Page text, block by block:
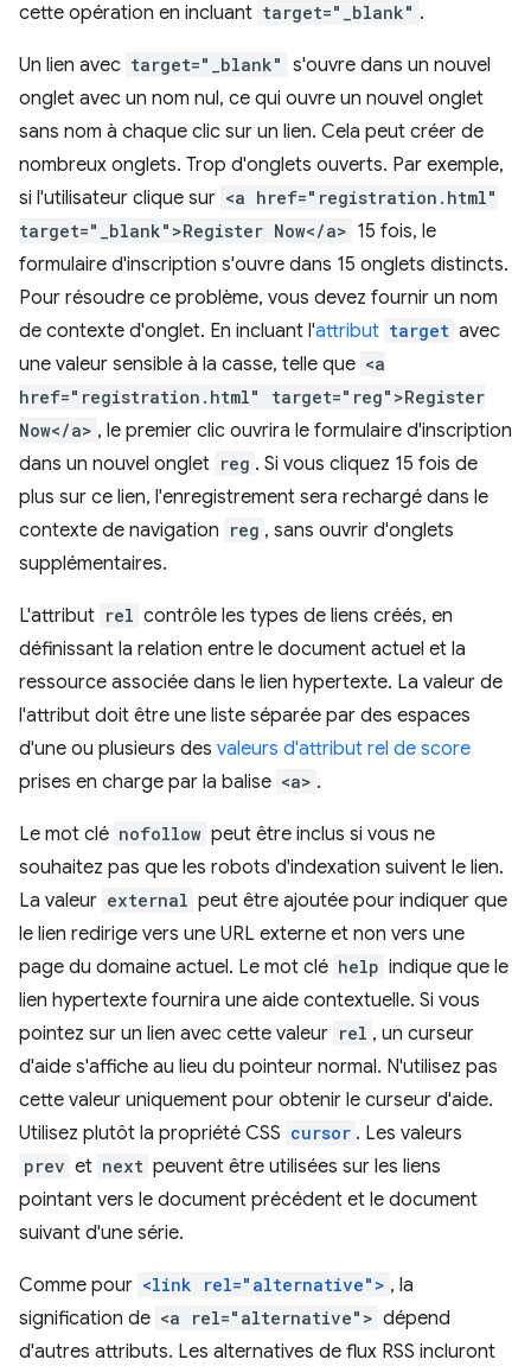
cette opération en incluant target="_blank" .
Un lien avec target="_blank" s'ouvre dans un nouvel
onglet avec un nom nul, ce qui ouvre un nouvel onglet
sans nom à chaque clic sur un lien. Cela peut créer de
nombreux onglets. Trop d'onglets ouverts. Par exemple,
si l'utilisateur clique sur <a href="registration.html"
target="_blank">Register Now</a> 15 fois, le
formulaire d'inscription s'ouvre dans 15 onglets distincts.
Pour résoudre ce problème, vous devez fournir un nom
de contexte d'onglet. En incluant l'attribut target avec
une valeur sensible à la casse, telle que <a
href="registration.html" target="reg">Register
Now</a> , le premier clic ouvrira le formulaire d'inscription
dans un nouvel onglet reg . Si vous cliquez 15 fois de
plus sur ce lien, l'enregistrement sera rechargé dans le
contexte de navigation reg , sans ouvrir d'onglets
supplémentaires.
L'attribut rel contrôle les types de liens créés, en
définissant la relation entre le document actuel et la
ressource associée dans le lien hypertexte. La valeur de
l'attribut doit être une liste séparée par des espaces
d'une ou plusieurs des valeurs d'attribut rel de score
prises en charge par la balise <a> .
Le mot clé nofollow peut être inclus si vous ne
souhaitez pas que les robots d'indexation suivent le lien.
La valeur external peut être ajoutée pour indiquer que
le lien redirige vers une URL externe et non vers une
page du domaine actuel. Le mot clé help indique que le
lien hypertexte fournira une aide contextuelle. Si vous
pointez sur un lien avec cette valeur rel , un curseur
d'aide s'affiche au lieu du pointeur normal. N'utilisez pas
cette valeur uniquement pour obtenir le curseur d'aide.
Utilisez plutôt la propriété CSS cursor . Les valeurs
prev et next peuvent être utilisées sur les liens
pointant vers le document précédent et le document
suivant d'une série.
Comme pour <link rel="alternative"> , la
signification de <a rel="alternative"> dépend
d'autres attributs. Les alternatives de flux RSS incluront